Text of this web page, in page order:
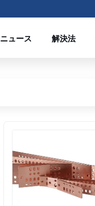
ニュース 解決法